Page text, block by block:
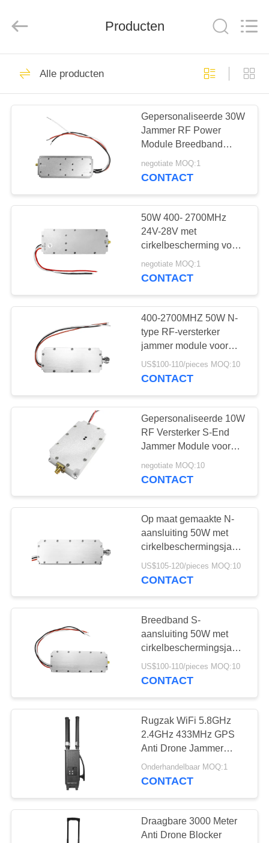
HUIS
PRODUCTEN
ONGEVEER
ONS
FABRIEKSREIS
KWALITEITSCONTROLE
CONTACTEER
ONS
NIEUWS
BLOGGEN
VERZOEK
OM EEN
CITAAT
SITEMAP
POLICY
Rights
Signal Jammer-
module
jammermodule
21
FPV-jammermodule
109
rf-machtsversterker
36
Unidirectionele
versterker
15
Producten
Alle producten
Gepersonaliseerde 30W
Jammer RF Power
Module Breedband
5000-6000MHz Voor
Signalveld
negotiate MOQ:1
CONTACT
50W 400- 2700MHz
24V-28V met
cirkelbescherming voor
anti-drone FPV UAV-
oplossingsjammermodule
negotiate MOQ:1
CONTACT
400-2700MHZ 50W N-
type RF-versterker
jammer module voor
anti-drone FPV
US$100-110/pieces MOQ:10
CONTACT
Gepersonaliseerde 10W
RF Versterker S-End
Jammer Module voor
Anti Drone FPV Jammer
1A Current
negotiate MOQ:10
CONTACT
Op maat gemaakte N-
aansluiting 50W met
voor anti-FPV
US$105-120/pieces MOQ:10
CONTACT
Breedband S-
aansluiting 50W met
voor drone-jammer
US$100-110/pieces MOQ:10
CONTACT
Rugzak WiFi 5.8GHz
2.4GHz 433MHz GPS
Anti Drone Jammer
Drone Signal Blocker
Onderhandelbaar MOQ:1
CONTACT
Draagbare 3000 Meter
Anti Drone Blocker